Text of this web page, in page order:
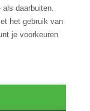
daarbuiten.
het gebruik van
je voorkeuren